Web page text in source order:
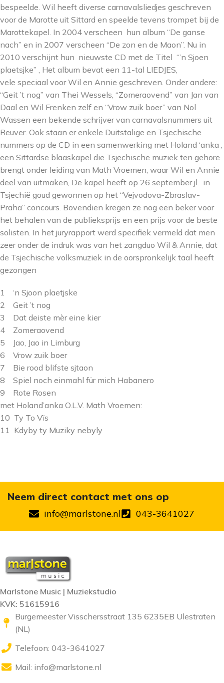
bespeelde. Wil heeft diverse carnavalsliedjes geschreven
voor de Marotte uit Sittard en speelde tevens trompet bij de
Marottekapel. In 2004 verscheen hun album “De ganse
nach” en in 2007 verscheen “De zon en de Maon”. Nu in
2010 verschijnt hun nieuwste CD met de Titel “’n Sjoen
plaetsjke” , Het album bevat een 11-tal LIEDJES,
vele speciaal voor Wil en Annie geschreven. Onder andere:
“Geit ’t nog” van Thei Wessels, “Zomeraovend” van Jan van
Daal en Wil Frenken zelf en “Vrow zuik boer” van Nol
Wassen een bekende schrijver van carnavalsnummers uit
Reuver. Ook staan er enkele Duitstalige en Tsjechische
nummers op de CD in een samenwerking met Holand ‘anka ,
een Sittardse blaaskapel die Tsjechische muziek ten gehore
brengt onder leiding van Math Vroemen, waar Wil en Annie
deel van uitmaken, De kapel heeft op 26 september jl. in
Tsjechië goud gewonnen op het “Vejvodova-Zbraslav-
Praha” concours. Bovendien kregen ze nog een beker voor
het behalen van de publieksprijs en een prijs voor de beste
solisten. In het juryrapport werd specifiek vermeld dat men
zeer onder de indruk was van het zangduo Wil & Annie, dat
de Tsjechische volksmuziek in de oorspronkelijk taal heeft
gezongen
1 ‘n Sjoon plaetjske
2 Geit ’t nog
3 Dat deiste mèr eine kier
4 Zomeraovend
5 Jao, Jao in Limburg
6 Vrow zuik boer
7 Bie rood blifste sjtaon
8 Spiel noch einmahl für mich Habanero
9 Rote Rosen
met Holand’anka O.L.V. Math Vroemen:
10 Ty To Vïs
11 Kdyby ty Muziky nebyly
Neem direct contact met ons op
info@marlstone.nl 043-3641027
Marlstone Music | Muziekstudio
KVK: 51615916
Burgemeester Visschersstraat 135 6235EB Ulestraten
(NL)
Telefoon: 043-3641027
Mail: info@marlstone.nl